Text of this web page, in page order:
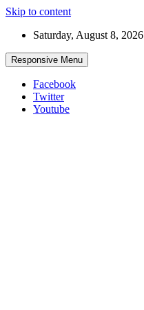
Skip to content
Saturday, August 8, 2026
Responsive Menu
Facebook
Twitter
Youtube